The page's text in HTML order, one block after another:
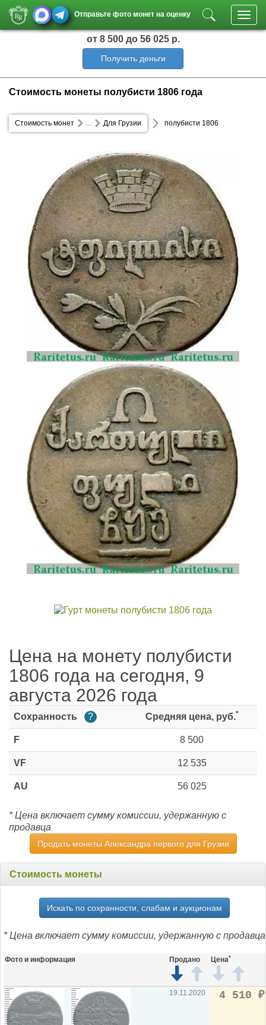
Отправьте фото монет на оценку
от 8 500 до 56 025 р.
Получить деньги
Стоимость монеты полубисти 1806 года
Стоимость монет Для Грузии
... полубисти 1806
Цена на монету полубисти
1806 года на сегодня, 9
августа 2026 года
Сохранность ? Средняя цена, руб.*
F 8 500
VF 12 535
AU 56 025
* Цена включает сумму комиссии, удержанную с
продавца
Продать монеты Александра первого для Грузии
Стоимость монеты
Искать по сохранности, слабам и аукционам
* Цена включает сумму комиссии, удержанную с продавца
Фото и информация Продано Цена*
19.11.2020 4 510 ₽